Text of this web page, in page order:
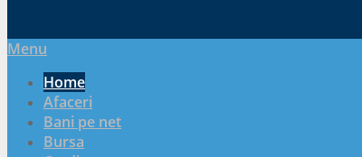
Menu
Home
Afaceri
Bani pe net
Bursa